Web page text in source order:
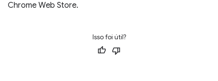
Chrome Web Store.
Isso foi útil?